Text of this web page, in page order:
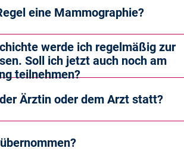
eine Mammographie?
werde ich regelmäßig zur
Soll ich jetzt auch noch am
teilnehmen?
Ärztin oder dem Arzt statt?